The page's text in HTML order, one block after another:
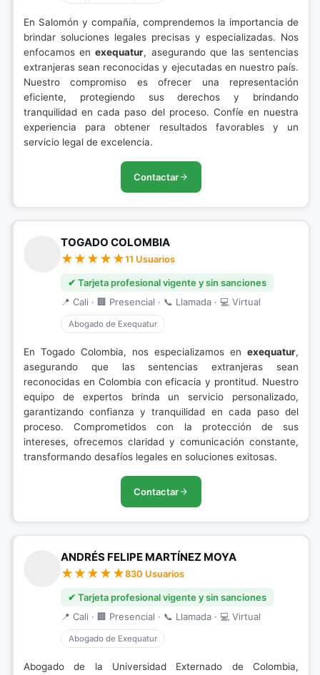
En Salomón y compañía, comprendemos la importancia de
brindar soluciones legales precisas y especializadas. Nos
enfocamos enexequatur, asegurando que las sentencias
extranjeras sean reconocidas y ejecutadas en nuestro país.
Nuestro compromiso es ofrecer una representación
eficiente, protegiendo sus derechos y brindando
tranquilidad en cada paso del proceso. Confíe en nuestra
experiencia para obtener resultados favorables y un
servicio legal de excelencia.
Contactar
TOGADO COLOMBIA
11 Usuarios
✔ Tarjeta profesional vigente y sin sanciones
📍 Cali · 🏢 Presencial · 📞 Llamada · 💻 Virtual
Abogado de Exequatur
En Togado Colombia, nos especializamos en exequatur,
asegurando que las sentencias extranjeras sean
reconocidas en Colombia con eficacia y prontitud. Nuestro
equipo de expertos brinda un servicio personalizado,
garantizando confianza y tranquilidad en cada paso del
proceso. Comprometidos con la protección de sus
intereses, ofrecemos claridad y comunicación constante,
transformando desafíos legales en soluciones exitosas.
Contactar
ANDRÉS FELIPE MARTÍNEZ MOYA
830 Usuarios
✔ Tarjeta profesional vigente y sin sanciones
📍 Cali · 🏢 Presencial · 📞 Llamada · 💻 Virtual
Abogado de Exequatur
Abogado de la Universidad Externado de Colombia,